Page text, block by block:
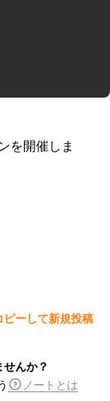
を開催しま
ーして新規投稿
んか？
ノートとは